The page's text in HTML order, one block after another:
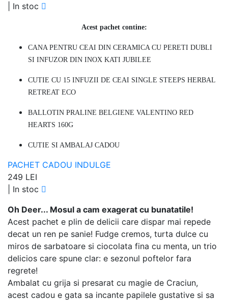
In stoc
Acest pachet contine:
CANA PENTRU CEAI DIN CERAMICA CU PERETI DUBLI
SI INFUZOR DIN INOX KATI JUBILEE
CUTIE CU 15 INFUZII DE CEAI SINGLE STEEPS HERBAL
RETREAT ECO
BALLOTIN PRALINE BELGIENE VALENTINO RED
HEARTS 160G
CUTIE SI AMBALAJ CADOU
PACHET CADOU INDULGE
249 LEI
In stoc
Oh Deer... Mosul a cam exagerat cu bunatatile!
Acest pachet e plin de delicii care dispar mai repede
decat un ren pe sanie! Fudge cremos, turta dulce cu
miros de sarbatoare si ciocolata fina cu menta, un trio
delicios care spune clar: e sezonul poftelor fara
regrete!
Ambalat cu grija si presarat cu magie de Craciun,
acest cadou e gata sa incante papilele gustative si sa